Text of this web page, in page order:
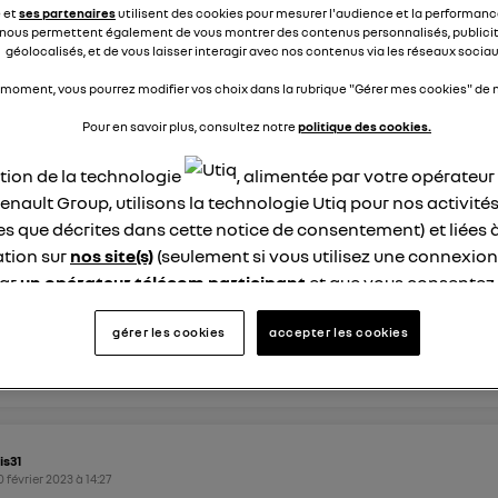
ne fonctionnent pas. De même, une mise à jour
ne...voir la suite
0
février 2023à17:52
de lancement Android auto
un Captur 2022, plus de connexion avec android auto
que tout fonctionnait parfaitement .....des retours?
0
février 2023 à14:27
etses partenairesutilisent des cookies pour mesurer l'audience et la
permettent également de vous montrer des contenus personnalisés,
géolocalisés, et de vous laisser interagir avec nos contenus via les réseaux
vous pourrez modifier vos choix dans la rubrique "Gérer mes cookies" de
Pour en savoir plus, consultez notrepolitique des cookies.
de la technologie
, alimentée par votre
Group, utilisons la technologie Utiq pour nos
que décrites dans cette notice de consentement) et liées
sur nos site(s) (seulement si vous utilisez une
un opérateur télécom participant et que vous
site).
Utiq a été conçue pour la protection de vos données
en vous offrant choix et contrôle.
un identifiant créé par votre opérateur télécom basé sur
même connexion et ayant consenties se verront attribuer
gérer les cookies accepter les cookies